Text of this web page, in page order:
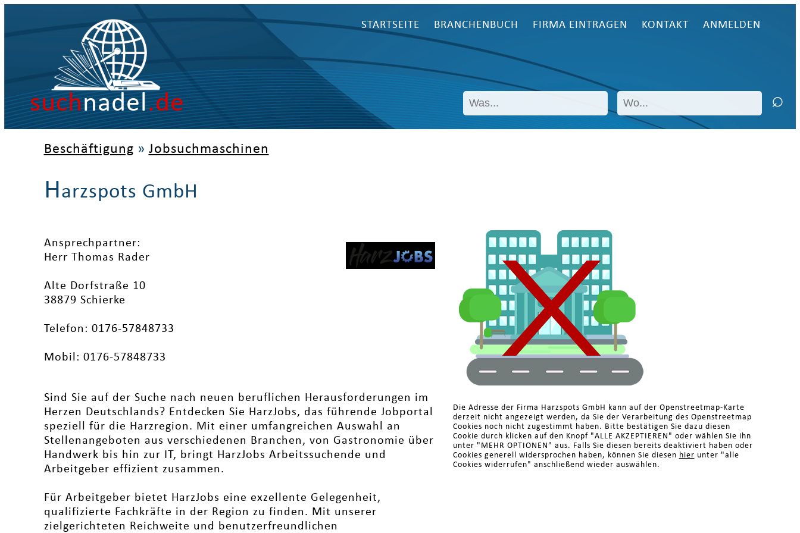
suchnadel.de
STARTSEITE BRANCHENBUCH FIRMA EINTRAGEN KONTAKT ANMELDEN
Beschäftigung » Jobsuchmaschinen
Harzspots GmbH
Ansprechpartner:
Herr Thomas Rader
Alte Dorfstraße 10
38879 Schierke
Telefon: 0176-57848733
Mobil: 0176-57848733
Sind Sie auf der Suche nach neuen beruflichen Herausforderungen im
Herzen Deutschlands? Entdecken Sie HarzJobs, das führende Jobportal
speziell für die Harzregion. Mit einer umfangreichen Auswahl an
Stellenangeboten aus verschiedenen Branchen, von Gastronomie über
Handwerk bis hin zur IT, bringt HarzJobs Arbeitssuchende und
Arbeitgeber effizient zusammen.
Für Arbeitgeber bietet HarzJobs eine exzellente Gelegenheit,
qualifizierte Fachkräfte in der Region zu finden. Mit unserer
zielgerichteten Reichweite und benutzerfreundlichen
Die Adresse der Firma Harzspots GmbH kann auf der Openstreetmap-Karte
derzeit nicht angezeigt werden, da Sie der Verarbeitung des Openstreetmap
Cookies noch nicht zugestimmt haben. Bitte bestätigen Sie dazu diesen
Cookie durch klicken auf den Knopf "ALLE AKZEPTIEREN" oder wählen Sie ihn
unter "MEHR OPTIONEN" aus. Falls Sie diesen bereits deaktiviert haben oder
Cookies generell widersprochen haben, können Sie diesen hier unter "alle
Cookies widerrufen" anschließend wieder auswählen.